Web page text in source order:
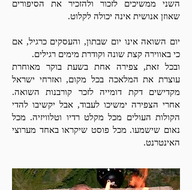
השני ממשיכים לזכור ולהזכיר את הסיפורים
שאוזן אנושית אינה יכולה לקלוט.
יום השואה אינו יום שבתון, והעסקים כרגיל, אם
כי באווירה קצת שונה וקודרת מימים רגילים.
ובכל זאת, צפירה אחת בשעת בוקר מאוחרת
עוצרת את המלאכה בכל מקום, ואזרחי ישראל
מקדישים דקת דומייה לזכר קורבנות השואה.
אחרי הצפירה ימשיכו לעבוד, אבל יקשיבו להדי
הקולות העולים מכל מקלט רדיו וטלוויזיה. מכל
נאום שישמעו. מכל פוסט שיקראו באחד מערוצי
האינטרנט.